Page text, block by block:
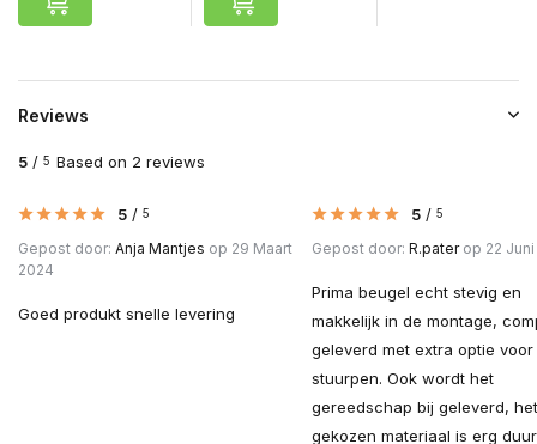
Reviews
5 / 5 Based on 2 reviews
5 / 5
Gepost door: Anja Mantjes op 29 Maart
2024
Goed produkt snelle levering
5 / 5
Gepost door: R.paterop 22 Juni
Prima beugel echt stevig en
makkelijk in de montage,
geleverd met extra optie voor
stuurpen. Ook wordt het
gereedschap bij geleverd, het
gekozen materiaal is erg